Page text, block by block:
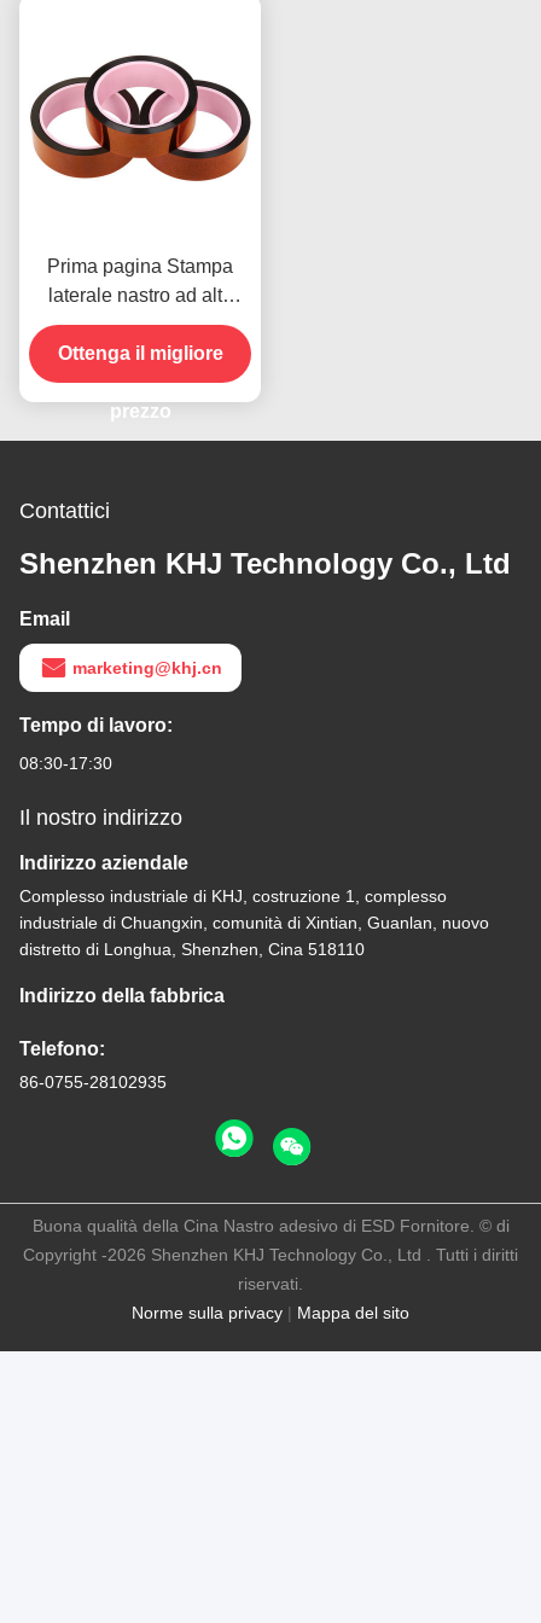
Prima pagina Stampa
laterale nastro ad alta
temperatura per il
prodotto in magazzino
Ottenga il migliore
prezzo
Contattici
Shenzhen KHJ Technology Co., Ltd
Email
marketing@khj.cn
Tempo di lavoro:
08:30-17:30
Il nostro indirizzo
Indirizzo aziendale
Complesso industriale di KHJ, costruzione 1, complesso
industriale di Chuangxin, comunità di Xintian, Guanlan, nuovo
distretto di Longhua, Shenzhen, Cina 518110
Indirizzo della fabbrica
Telefono:
86-0755-28102935
Norme sulla privacy | Mappa del sito
Buona qualità della Cina Nastro adesivo di ESD Fornitore. © di
Copyright -2026 Shenzhen KHJ Technology Co., Ltd . Tutti i diritti
riservati.